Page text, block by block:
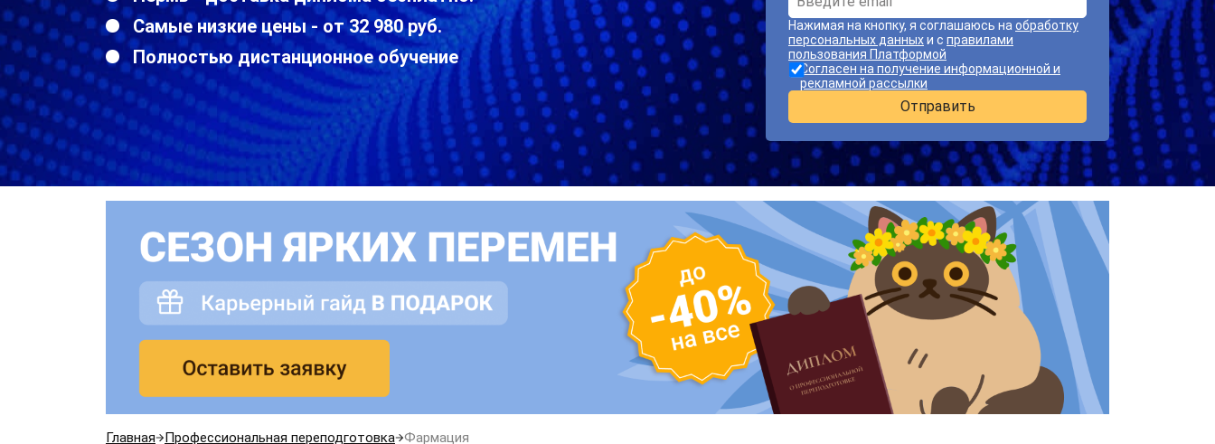
Самые низкие цены - от 32 980 руб.
Полностью дистанционное обучение
Нажимая на кнопку, я соглашаюсь на обработку
персональных данныхи с правилами
пользования Платформой
Согласен на получение информационной и
рекламной рассылки
Отправить
Главная Профессиональная переподготовка Фармация